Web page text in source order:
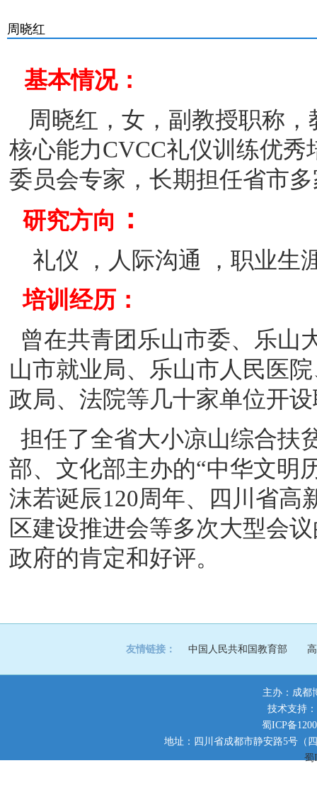
周晓红
基本情况：
周晓红 ， 女 ， 副教授职称 ，
核心能力CVCC礼仪训练优秀
委员会专家 ， 长期担任省市
研究方向 ：
礼仪 ， 人际沟通 ，职业生
培训经历：
曾在共青团乐山市委、乐山
山市就业局、乐山市人民医
政局、法院等几十家单位开
担任了全省大小凉山综合扶
部、文化部主办的“中华文明
沫若诞辰120周年、四川省高
区建设推进会等多次大型会
政府的肯定和好评。
友情链接： 中国人民共和国教育部
主办：成都
技术支持
蜀ICP备
地址：四川省成都市静安路5号（
蜀